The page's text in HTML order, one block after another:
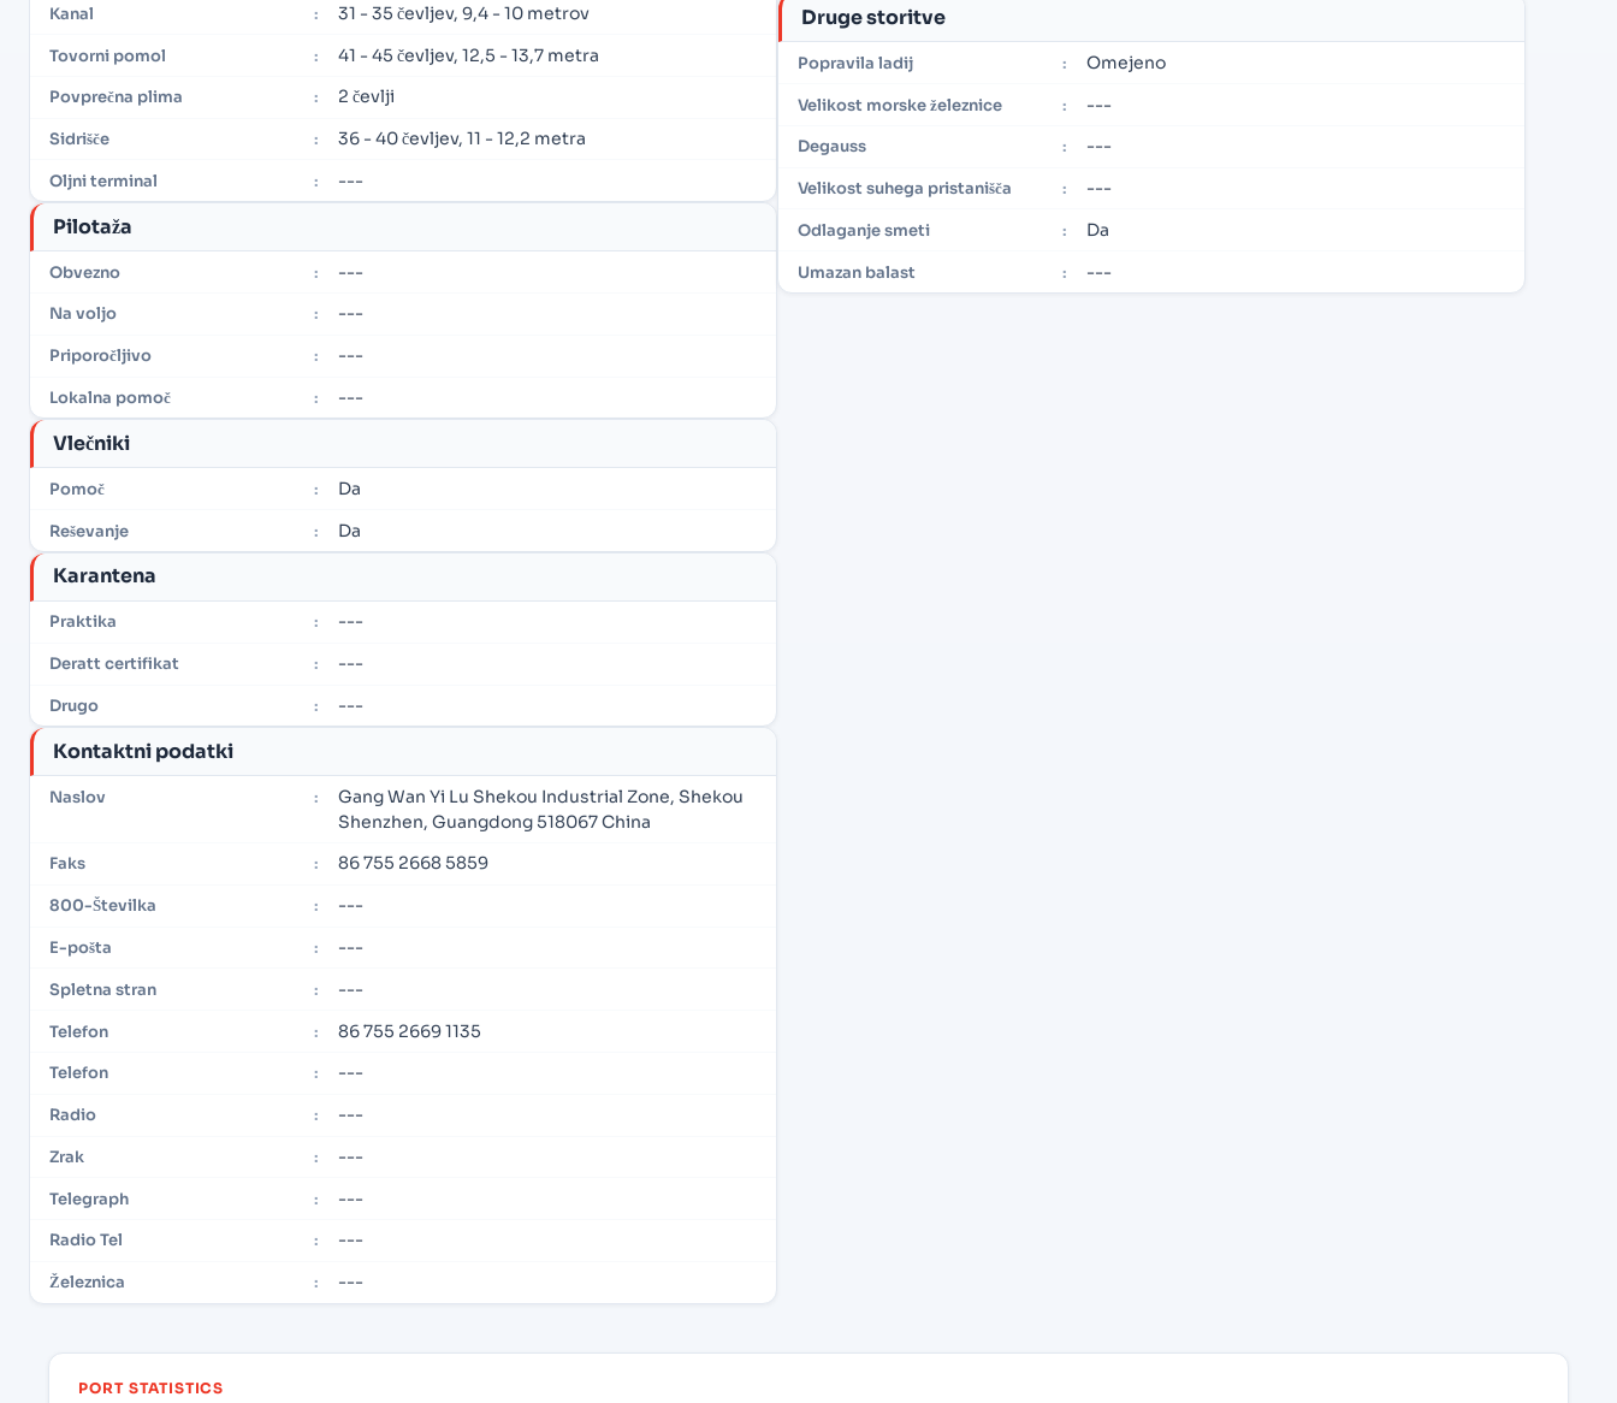
Kanal : 31 - 35 čevljev, 9,4 - 10 metrov
Tovorni pomol : 41 - 45 čevljev, 12,5 - 13,7 metra
Povprečna plima : 2 čevlji
Sidrišče : 36 - 40 čevljev, 11 - 12,2 metra
Oljni terminal : ---
Pilotaža
Obvezno : ---
Na voljo : ---
Priporočljivo : ---
Lokalna pomoč : ---
Vlečniki
Pomoč : Da
Reševanje : Da
Karantena
Praktika : ---
Deratt certifikat : ---
Drugo : ---
Kontaktni podatki
Naslov :
Gang Wan Yi Lu Shekou Industrial Zone, Shekou
Shenzhen, Guangdong 518067 China
Faks : 86 755 2668 5859
800-Številka : ---
E-pošta : ---
Spletna stran : ---
Telefon : 86 755 2669 1135
Telefon : ---
Radio : ---
Zrak : ---
Telegraph : ---
Radio Tel : ---
Železnica : ---
Druge storitve
Popravila ladij : Omejeno
Velikost morske železnice : ---
Degauss : ---
Velikost suhega pristanišča : ---
Odlaganje smeti : Da
Umazan balast : ---
PORT STATISTICS